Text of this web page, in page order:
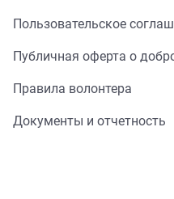
Пользовательское
Публичная оферта о
Правила волонтера
Документы и отчетность